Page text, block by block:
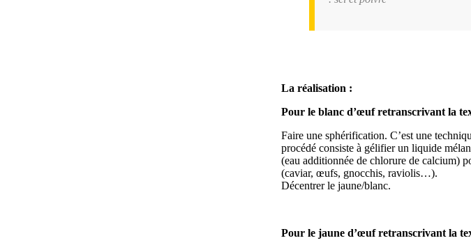
La réalisation :
Pour le blanc d’œuf retranscrivant la
Faire une sphérification. C’est une
procédé consiste à gélifier un liquide
(eau additionnée de chlorure de calcium)
(caviar, œufs, gnocchis, raviolis…).
Décentrer le jaune/blanc.
Pour le jaune d’œuf retranscrivant la